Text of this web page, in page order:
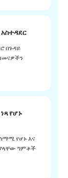
በጉዳይ
የሆኑ
የሆኑ እና
ያላቸው ግምቶች